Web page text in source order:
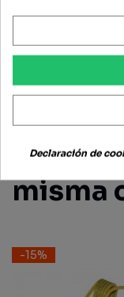
15
misma
-15%
Declaración de